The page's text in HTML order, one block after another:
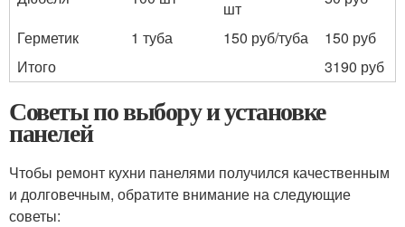
шт
Герметик
1 туба 150 руб/туба
150 руб
Итого
3190 руб
Советы по выбору и установке
панелей
Чтобы ремонт кухни панелями получился качественным
и долговечным, обратите внимание на следующие
советы: